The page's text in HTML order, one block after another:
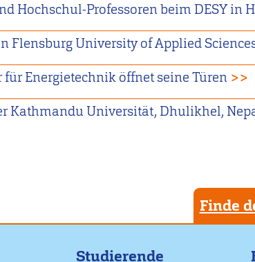
Hochschul-Professoren beim DESY in
Flensburg University of Applied
für Energietechnik öffnet seine Türen >>
Kathmandu Universität, Dhulikhel,
Finde
Studierende